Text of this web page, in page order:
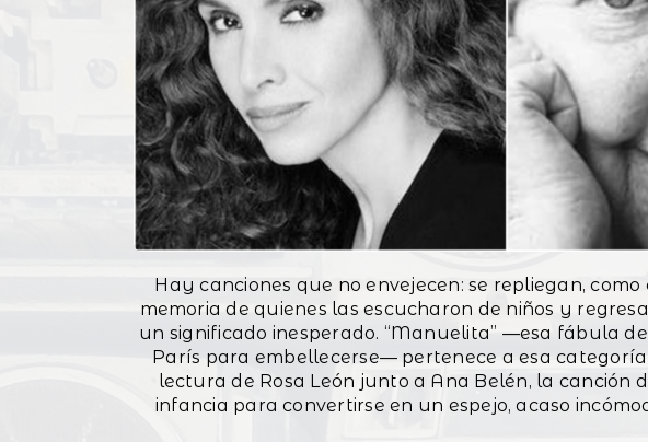
Hay canciones que no envejecen: se repliegan,
memoria de quienes las escucharon de niños y
un significado inesperado. “Manuelita” —esa fábula
París para embellecerse— pertenece a esa
lectura de Rosa León junto a Ana Belén, la canción
infancia para convertirse en un espejo, acaso